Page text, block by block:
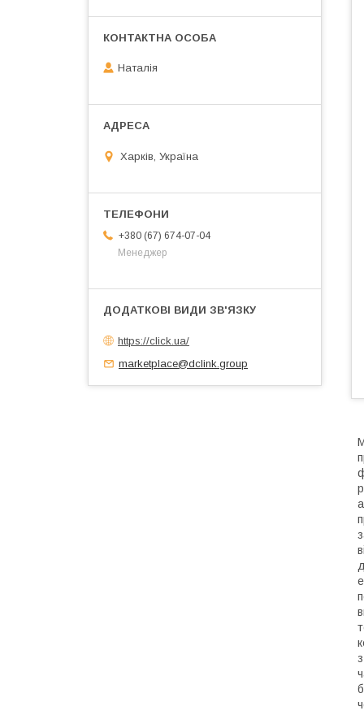
Наталія
Харків, Україна
+380 (67) 674-07-04
Менеджер
https://click.ua/
marketplace@dclink.group